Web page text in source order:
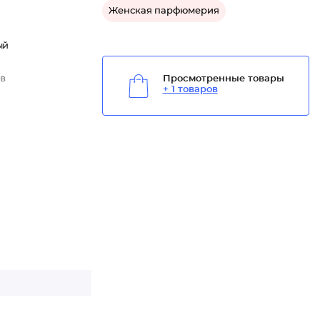
Женская парфюмерия
Просмотренные товары
+ 1 товаров